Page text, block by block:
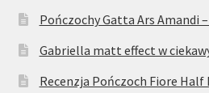
Pończochy Gatta Ars Amandi
Gabriella matt effect w
Recenzja Pończoch Fiore Half